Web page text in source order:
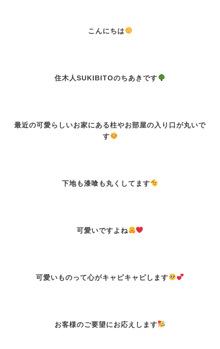
こんにちは
住木人SUKIBITOのちあきです
最近の可愛らしいお家にある柱やお部屋の入り口が丸いで
す
下地も漆喰も丸くしてます
可愛いですよね
可愛いものって心がキャピキャピします
お客様のご要望にお応えします